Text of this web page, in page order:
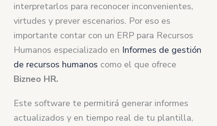
interpretarlos para reconocer inconvenientes,
virtudes y prever escenarios. Por eso es
importante contar con un ERP para Recursos
Humanos especializado en Informes de gestión
de recursos humanos como el que ofrece
Bizneo HR.
Este software te permitirá generar informes
actualizados y en tiempo real de tu plantilla,